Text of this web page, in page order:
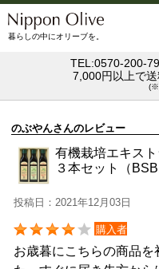
暮らしの中にオリーブを。
TEL:0570-200-
7,000円以上で
のぶやんさんのレビュー
有機栽培エキス
３本セット（
投稿日：2021年12月03日
購入者
お歳暮にこちらの商品